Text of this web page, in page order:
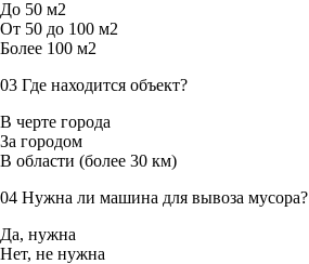
До 50 м2
От 50 до 100 м2
Более 100 м2
03 Где находится объект?
В черте города
За городом
В области (более 30 км)
04 Нужна ли машина для вывоза мусора?
Да, нужна
Нет, не нужна